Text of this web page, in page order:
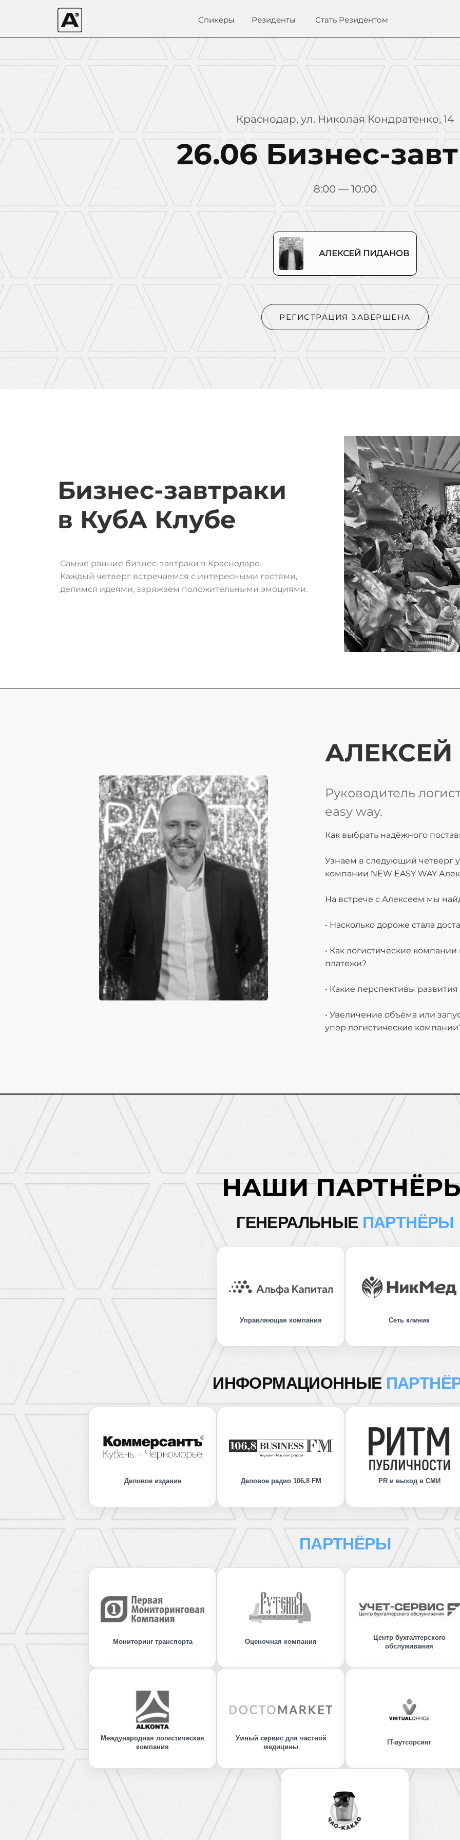
Спикеры Резиденты Стать Резидентом
Краснодар, ул. Николая Кондратенко, 14
26.06 Бизнес-
8:00 — 10:00
АЛЕКСЕЙ ПИДАНОВ
РЕГИСТРАЦИЯ ЗАВЕРШЕНА
Бизнес-завтраки
в КубА Клубе
Самые ранние бизнес-завтраки в Краснодаре.
Каждый четверг встречаемся с интересными гостями,
делимся идеями, заряжаем положительными эмоциями.
Руководитель
easy way.
⁠⁠Как выбрать надёжного
Узнаем в следующий четверг
компании NEW EASY WAY
На встрече с Алексеем мы
• Насколько дороже стала
• Как логистические
платежи?
• Какие перспективы
• Увеличение объёма или
упор логистические
НАШИ
ГЕНЕРАЛЬНЫЕ ПАРТНЁРЫ
Управляющая компания Сеть клиник
ИНФОРМАЦИОННЫЕ
Деловое издание Деловое радио 106,8 FM PR и выход в СМИ
ПАРТНЁРЫ
Мониторинг транспорта Оценочная компания
Центр бухгалтерского
обслуживания
Международная логистическая
компания
Умный сервис для частной
медицины
IT-аутсорсинг